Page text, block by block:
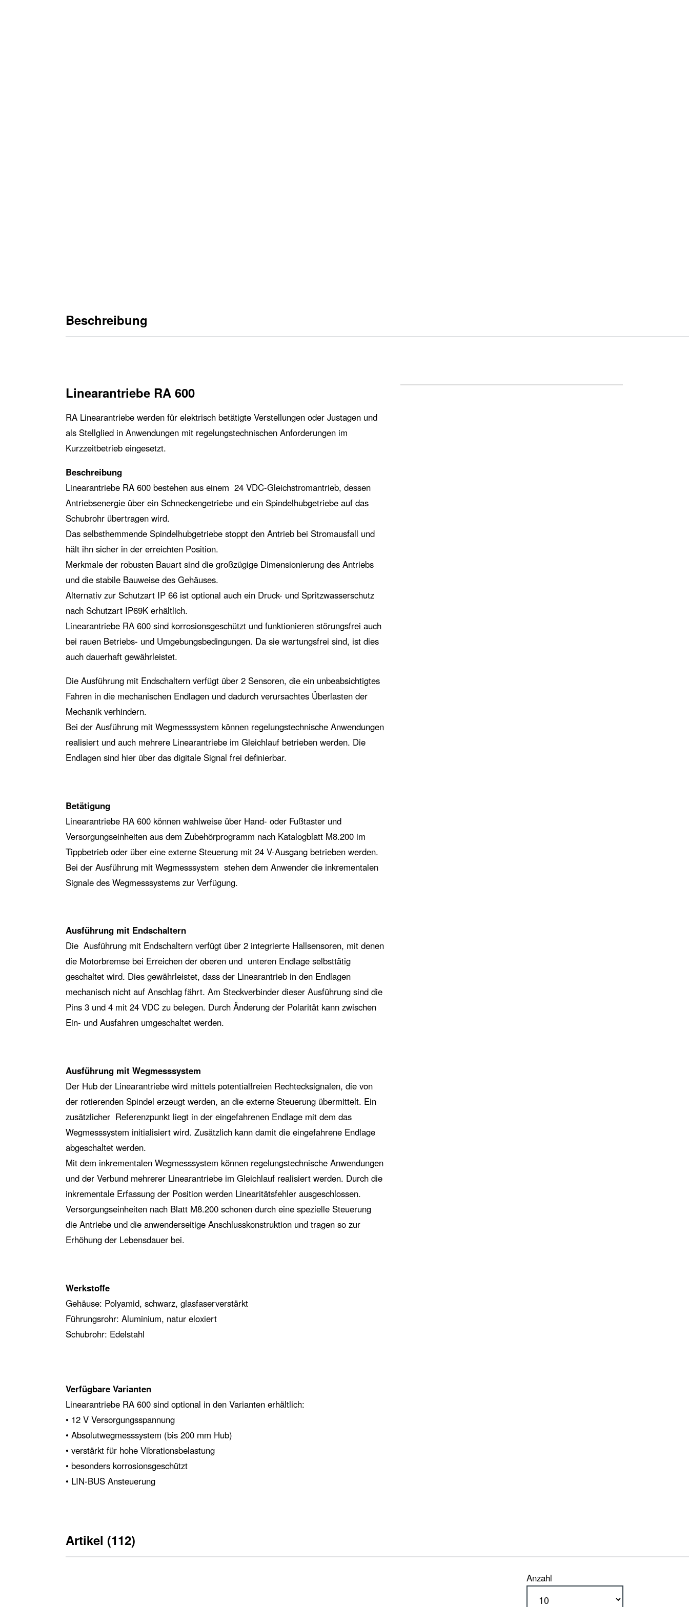
Beschreibung
Linearantriebe RA 600
RA Linearantriebe werden für elektrisch betätigte Verstellungen oder Justagen und
als Stellglied in Anwendungen mit regelungstechnischen Anforderungen im
Kurzzeitbetrieb eingesetzt.
Beschreibung
Linearantriebe RA 600 bestehen aus einem 24 VDC-Gleichstromantrieb, dessen
Antriebsenergie über ein Schneckengetriebe und ein Spindelhubgetriebe auf das
Schubrohr übertragen wird.
Das selbsthemmende Spindelhubgetriebe stoppt den Antrieb bei Stromausfall und
hält ihn sicher in der erreichten Position.
Merkmale der robusten Bauart sind die großzügige Dimensionierung des Antriebs
und die stabile Bauweise des Gehäuses.
Alternativ zur Schutzart IP 66 ist optional auch ein Druck- und Spritzwasserschutz
nach Schutzart IP69K erhältlich.
Linearantriebe RA 600 sind korrosionsgeschützt und funktionieren störungsfrei auch
bei rauen Betriebs- und Umgebungsbedingungen. Da sie wartungsfrei sind, ist dies
auch dauerhaft gewährleistet.
Die Ausführung mit Endschaltern verfügt über 2 Sensoren, die ein unbeabsichtigtes
Fahren in die mechanischen Endlagen und dadurch verursachtes Überlasten der
Mechanik verhindern.
Bei der Ausführung mit Wegmesssystem können regelungstechnische Anwendungen
realisiert und auch mehrere Linearantriebe im Gleichlauf betrieben werden. Die
Endlagen sind hier über das digitale Signal frei definierbar.
Betätigung
Linearantriebe RA 600 können wahlweise über Hand- oder Fußtaster und
Versorgungseinheiten aus dem Zubehörprogramm nach Katalogblatt M8.200 im
Tippbetrieb oder über eine externe Steuerung mit 24 V-Ausgang betrieben werden.
Bei der Ausführung mit Wegmesssystem stehen dem Anwender die inkrementalen
Signale des Wegmesssystems zur Verfügung.
Ausführung mit Endschaltern
Die Ausführung mit Endschaltern verfügt über 2 integrierte Hallsensoren, mit denen
die Motorbremse bei Erreichen der oberen und unteren Endlage selbsttätig
geschaltet wird. Dies gewährleistet, dass der Linearantrieb in den Endlagen
mechanisch nicht auf Anschlag fährt. Am Steckverbinder dieser Ausführung sind die
Pins 3 und 4 mit 24 VDC zu belegen. Durch Änderung der Polarität kann zwischen
Ein- und Ausfahren umgeschaltet werden.
Ausführung mit Wegmesssystem
Der Hub der Linearantriebe wird mittels potentialfreien Rechtecksignalen, die von
der rotierenden Spindel erzeugt werden, an die externe Steuerung übermittelt. Ein
zusätzlicher Referenzpunkt liegt in der eingefahrenen Endlage mit dem das
Wegmesssystem initialisiert wird. Zusätzlich kann damit die eingefahrene Endlage
abgeschaltet werden.
Mit dem inkrementalen Wegmesssystem können regelungstechnische Anwendungen
und der Verbund mehrerer Linearantriebe im Gleichlauf realisiert werden. Durch die
inkrementale Erfassung der Position werden Linearitätsfehler ausgeschlossen.
Versorgungseinheiten nach Blatt M8.200 schonen durch eine spezielle Steuerung
die Antriebe und die anwenderseitige Anschlusskonstruktion und tragen so zur
Erhöhung der Lebensdauer bei.
Werkstoffe
Gehäuse: Polyamid, schwarz, glasfaserverstärkt
Führungsrohr: Aluminium, natur eloxiert
Schubrohr: Edelstahl
Verfügbare Varianten
Linearantriebe RA 600 sind optional in den Varianten erhältlich:
• 12 V Versorgungsspannung
• Absolutwegmesssystem (bis 200 mm Hub)
• verstärkt für hohe Vibrationsbelastung
• besonders korrosionsgeschützt
• LIN-BUS Ansteuerung
Artikel (112)
Anzahl